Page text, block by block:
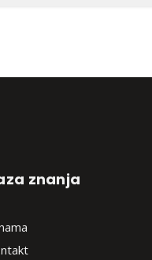
znanja